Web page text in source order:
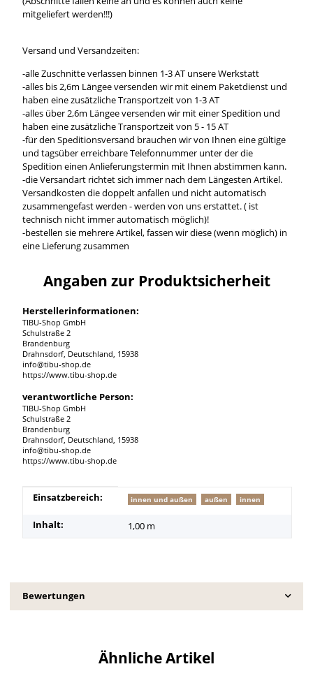
mitgeliefert werden!!!)
Versand und Versandzeiten:
-alle Zuschnitte verlassen binnen 1-3 AT unsere Werkstatt
-alles bis 2,6m Längee versenden wir mit einem Paketdienst und
haben eine zusätzliche Transportzeit von 1-3 AT
-alles über 2,6m Längee versenden wir mit einer Spedition und
haben eine zusätzliche Transportzeit von 5 - 15 AT
-für den Speditionsversand brauchen wir von Ihnen eine gültige
und tagsüber erreichbare Telefonnummer unter der die
Spedition einen Anlieferungstermin mit Ihnen abstimmen kann.
-die Versandart richtet sich immer nach dem Längesten Artikel.
Versandkosten die doppelt anfallen und nicht automatisch
zusammengefast werden - werden von uns erstattet. ( ist
technisch nicht immer automatisch möglich)!
-bestellen sie mehrere Artikel, fassen wir diese (wenn möglich) in
eine Lieferung zusammen
Angaben zur Produktsicherheit
Herstellerinformationen:
TIBU-Shop GmbH
Schulstraße 2
Brandenburg
Drahnsdorf, Deutschland, 15938
info@tibu-shop.de
https://www.tibu-shop.de
verantwortliche Person:
TIBU-Shop GmbH
Schulstraße 2
Brandenburg
Drahnsdorf, Deutschland, 15938
info@tibu-shop.de
https://www.tibu-shop.de
Produkteigenschaft
Wert
Einsatzbereich: innen und außen außen innen
Inhalt: 1,00 m
Bewertungen
Ähnliche Artikel